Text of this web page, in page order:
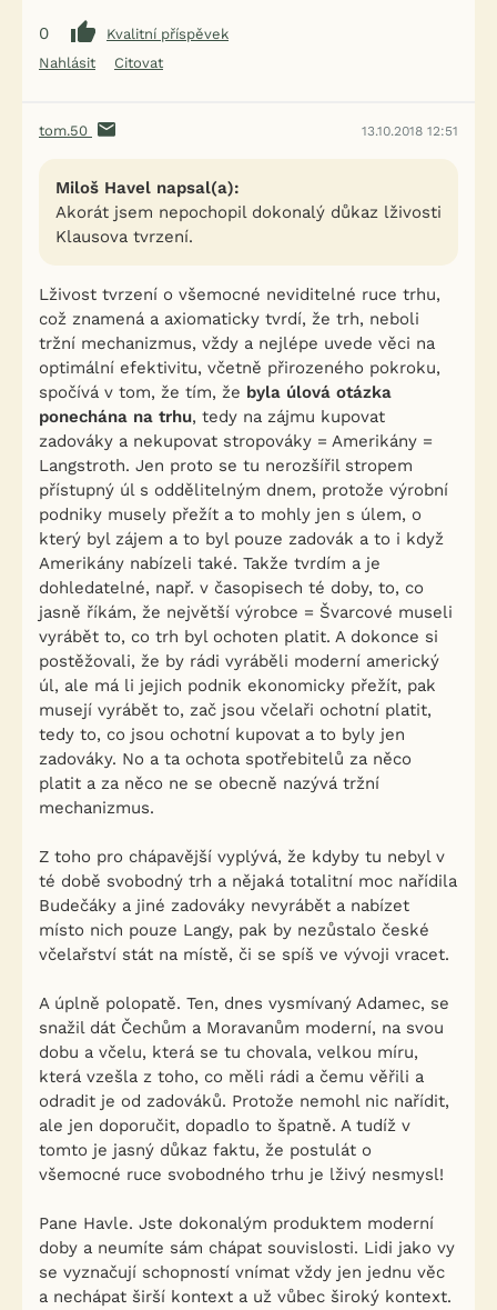
0
Kvalitní příspěvek
Nahlásit
Citovat
tom.50 13.10.2018 12:51
Miloš Havel napsal(a):
Akorát jsem nepochopil dokonalý důkaz lživosti
Klausova tvrzení.
Lživost tvrzení o všemocné neviditelné ruce trhu,
což znamená a axiomaticky tvrdí, že trh, neboli
tržní mechanizmus, vždy a nejlépe uvede věci na
optimální efektivitu, včetně přirozeného pokroku,
spočívá v tom, že tím, že byla úlová otázka
ponechána na trhu, tedy na zájmu kupovat
zadováky a nekupovat stropováky = Amerikány =
Langstroth. Jen proto se tu nerozšířil stropem
přístupný úl s oddělitelným dnem, protože výrobní
podniky musely přežít a to mohly jen s úlem, o
který byl zájem a to byl pouze zadovák a to i když
Amerikány nabízeli také. Takže tvrdím a je
dohledatelné, např. v časopisech té doby, to, co
jasně říkám, že největší výrobce = Švarcové museli
vyrábět to, co trh byl ochoten platit. A dokonce si
postěžovali, že by rádi vyráběli moderní americký
úl, ale má li jejich podnik ekonomicky přežít, pak
musejí vyrábět to, zač jsou včelaři ochotní platit,
tedy to, co jsou ochotní kupovat a to byly jen
zadováky. No a ta ochota spotřebitelů za něco
platit a za něco ne se obecně nazývá tržní
mechanizmus.
Z toho pro chápavější vyplývá, že kdyby tu nebyl v
té době svobodný trh a nějaká totalitní moc nařídila
Budečáky a jiné zadováky nevyrábět a nabízet
místo nich pouze Langy, pak by nezůstalo české
včelařství stát na místě, či se spíš ve vývoji vracet.
A úplně polopatě. Ten, dnes vysmívaný Adamec, se
snažil dát Čechům a Moravanům moderní, na svou
dobu a včelu, která se tu chovala, velkou míru,
která vzešla z toho, co měli rádi a čemu věřili a
odradit je od zadováků. Protože nemohl nic nařídit,
ale jen doporučit, dopadlo to špatně. A tudíž v
tomto je jasný důkaz faktu, že postulát o
všemocné ruce svobodného trhu je lživý nesmysl!
Pane Havle. Jste dokonalým produktem moderní
doby a neumíte sám chápat souvislosti. Lidi jako vy
se vyznačují schopností vnímat vždy jen jednu věc
a nechápat širší kontext a už vůbec široký kontext.